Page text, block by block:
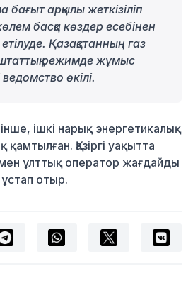
арқылы жеткізіліп
басқа көздер есебінен
Қазақстанның газ
режимде жұмыс
өкілі.
ішкі нарық энергетикалық
Қазіргі уақытта
ұлттық оператор жағдайды
отыр.